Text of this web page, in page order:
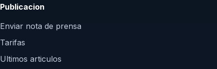
Publicacion
Enviar nota de prensa
Tarifas
Ultimos articulos